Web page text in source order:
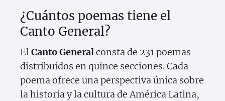
¿Cuántos poemas tiene el
Canto General?
ElCanto Generalconsta de 231 poemas
distribuidos en quince secciones. Cada
poema ofrece una perspectiva única sobre
la historia y la cultura de América Latina,